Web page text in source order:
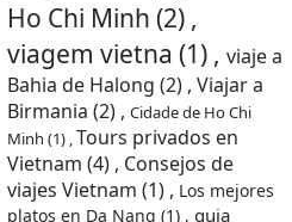
Ho Chi Minh (2) ,
viagem vietna (1) , viaje a
Bahia de Halong (2) , Viajar a
Birmania (2) , Cidade de Ho Chi
Minh (1) ,Tours privados en
Vietnam (4) , Consejos de
viajes Vietnam (1) , Los mejores
platos en Da Nang (1) , guia